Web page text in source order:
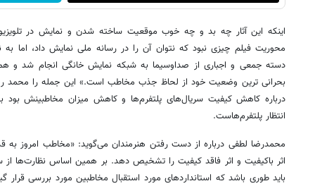
اینکه این آثار چه بد و چه خوب موقعیت ساخته شدن و نمایش در
محوریت فیلم چیزی نبود که نتوان آن را در رسانه ملی نمایش داد، اما
دسته جمعی و اجباری از صداوسیما به شبکه نمایش خانگی انجام شد و
بحرانی ترین وضعیت خود از لحاظ جذب مخاطب است.» این جمله را محمد
درباره کاهش کیفیت سریال‌های پلتفرم‌ها و کاهش میزان مخاطبینش بود
انتظار پلتفرم‌هاست.
محمدرضا لطفی درباره از دست رفتن هنرمندان می‌گوید: «مخاطب امروز به
اثر باکیفیت و اثر فاقد کیفیت را تشخیص دهد. بر همین اساس نظارت‌ها از
باید طوری باشد که استانداردهای مورد استقبال مخاطبین مورد بررسی